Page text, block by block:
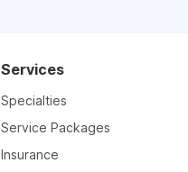
Services
Specialties
Service Packages
Insurance